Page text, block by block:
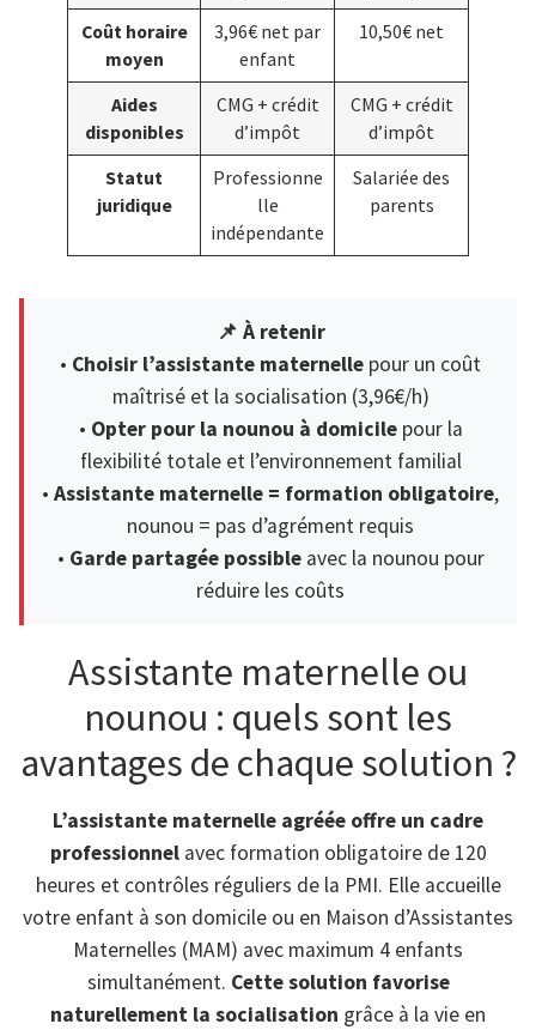
Coût horaire
moyen
3,96€ net par
enfant
10,50€ net
Aides
disponibles
CMG + crédit
d’impôt
CMG + crédit
d’impôt
Statut
juridique
Professionne
lle
indépendante
Salariée des
parents
📌 À retenir
• Choisir l’assistante maternelle pour un coût
maîtrisé et la socialisation (3,96€/h)
• Opter pour la nounou à domicilepour la
flexibilité totale et l’environnement familial
• Assistante maternelle = formation obligatoire,
nounou = pas d’agrément requis
• Garde partagée possibleavec la nounou pour
réduire les coûts
Assistante maternelle ou
nounou : quels sont les
avantages de chaque solution ?
L’assistante maternelle agréée offre un cadre
professionnelavec formation obligatoire de 120
heures et contrôles réguliers de la PMI. Elle accueille
votre enfant à son domicile ou en Maison d’Assistantes
Maternelles (MAM) avec maximum 4 enfants
simultanément. Cette solution favorise
naturellement la socialisation grâce à la vie en